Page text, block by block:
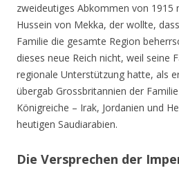
zweideutiges Abkommen von 1915
Hussein von Mekka, der wollte,
Familie die gesamte Region
dieses neue Reich nicht, weil seine
regionale Unterstützung hatte, als
übergab Grossbritannien der
Königreiche – Irak, Jordanien und
heutigen Saudiarabien.
Die Versprechen der